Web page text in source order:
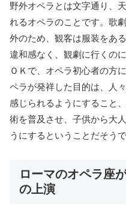
野外オペラとは文字通り、
れるオペラのことです。歌
外のため、観客は服装をあ
違和感なく、観劇に行くの
ＯＫで、オペラ初心者の方
ペラが発祥した目的は、人
感じられるようにすること
術を普及させ、子供から大
うにするということだそうで
ローマのオペラ座
の上演